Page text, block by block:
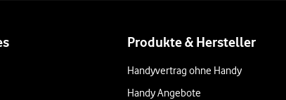
Produkte & Hersteller
Handyvertrag ohne Handy
Handy Angebote